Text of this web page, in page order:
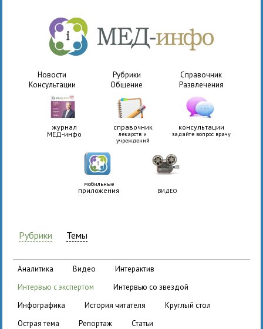
Новости Рубрики
Справочник
Консультации
Общение Развлечения
журнал
МЕД-инфо
справочник
лекарств и
учреждений
консультации
задайте вопрос врачу
мобильные
приложения ВИДЕО
Рубрики Темы
аналитика видео
интерактив
интервью с экспертом
интервью со звездой
инфографика
история читателя
круглый стол
острая тема
репортаж статьи